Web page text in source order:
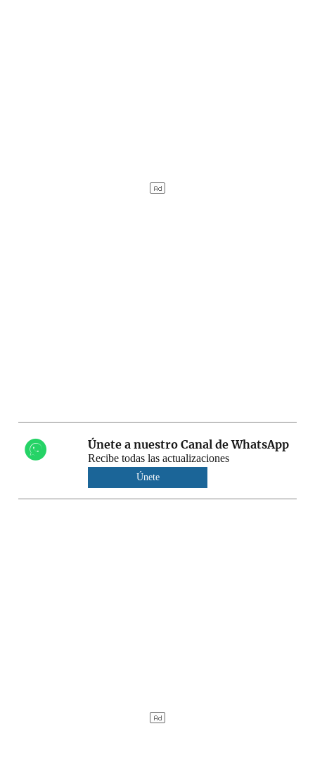
Únete a nuestro Canal de WhatsApp
Recibe todas las actualizaciones
Únete